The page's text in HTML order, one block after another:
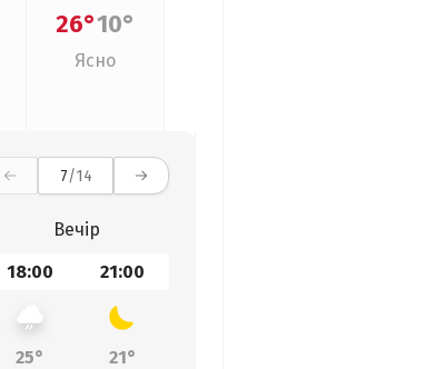
26°10°
Ясно
7/14
Вечір
18:00 21:00
25°
21°